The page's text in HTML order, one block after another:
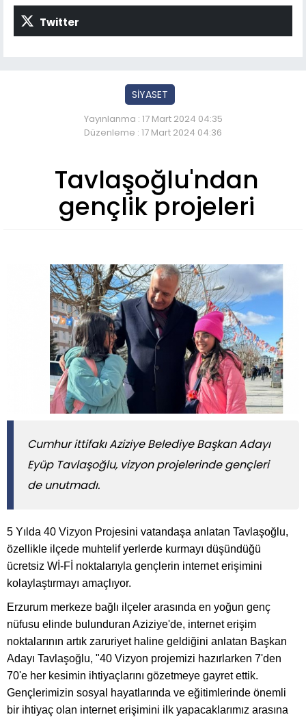
Twitter
SİYASET
Yayınlanma : 17 Mart 2024 04:35
Düzenleme : 17 Mart 2024 04:36
Tavlaşoğlu'ndan
gençlik projeleri
Cumhur ittifakı Aziziye Belediye Başkan Adayı
Eyüp Tavlaşoğlu, vizyon projelerinde gençleri
de unutmadı.
5 Yılda 40 Vizyon Projesini vatandaşa anlatan Tavlaşoğlu,
özellikle ilçede muhtelif yerlerde kurmayı düşündüğü
ücretsiz Wİ-Fİ noktalarıyla gençlerin internet erişimini
kolaylaştırmayı amaçlıyor.
Erzurum merkeze bağlı ilçeler arasında en yoğun genç
nüfusu elinde bulunduran Aziziye'de, internet erişim
noktalarının artık zaruriyet haline geldiğini anlatan Başkan
Adayı Tavlaşoğlu, "40 Vizyon projemizi hazırlarken 7'den
70'e her kesimin ihtiyaçlarını gözetmeye gayret ettik.
Gençlerimizin sosyal hayatlarında ve eğitimlerinde önemli
bir ihtiyaç olan internet erişimini ilk yapacaklarımız arasına